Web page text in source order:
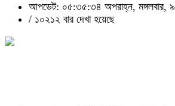
আপডেট: ০৫:৩৫:৩৪ অপরাহ্ন, মঙ্গলবার,
/ ১০২১২ বার দেখা হয়েছে